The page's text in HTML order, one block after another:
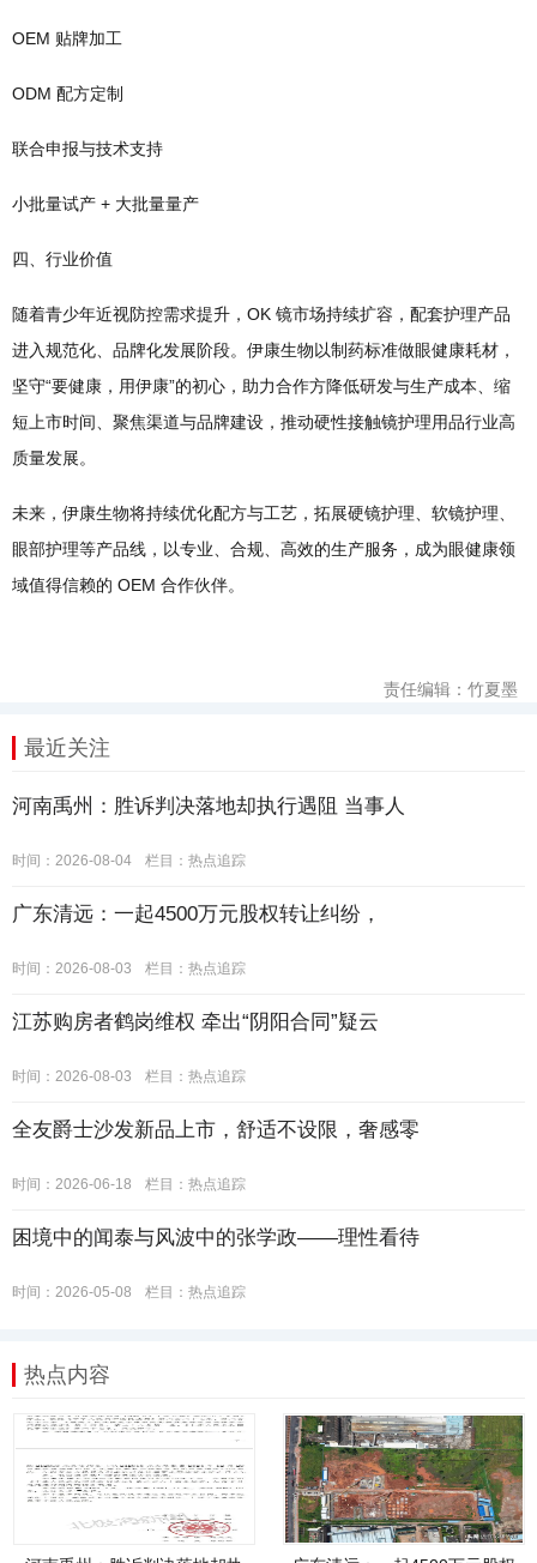
OEM 贴牌加工
ODM 配方定制
联合申报与技术支持
小批量试产 + 大批量量产
四、行业价值
随着青少年近视防控需求提升，OK 镜市场持续扩容，配套护理产品
进入规范化、品牌化发展阶段。伊康生物以制药标准做眼健康耗材，
坚守“要健康，用伊康”的初心，助力合作方降低研发与生产成本、缩
短上市时间、聚焦渠道与品牌建设，推动硬性接触镜护理用品行业高
质量发展。
未来，伊康生物将持续优化配方与工艺，拓展硬镜护理、软镜护理、
眼部护理等产品线，以专业、合规、高效的生产服务，成为眼健康领
域值得信赖的 OEM 合作伙伴。
责任编辑：竹夏墨
最近关注
河南禹州：胜诉判决落地却执行遇阻 当事人
时间：2026-08-04 栏目： 热点追踪
广东清远：一起4500万元股权转让纠纷，
时间：2026-08-03 栏目： 热点追踪
江苏购房者鹤岗维权 牵出“阴阳合同”疑云
时间：2026-08-03 栏目： 热点追踪
全友爵士沙发新品上市，舒适不设限，奢感零
时间：2026-06-18 栏目： 热点追踪
困境中的闻泰与风波中的张学政——理性看待
时间：2026-05-08 栏目： 热点追踪
热点内容